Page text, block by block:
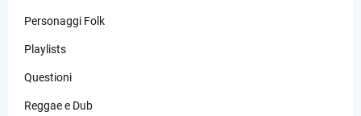
Personaggi Folk
Playlists
Questioni
Reggae e Dub